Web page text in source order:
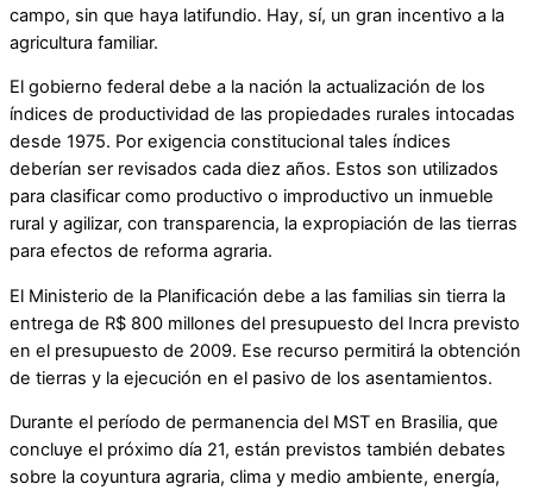
campo, sin que haya latifundio. Hay, sí, un gran incentivo a la
agricultura familiar.
El gobierno federal debe a la nación la actualización de los
índices de productividad de las propiedades rurales intocadas
desde 1975. Por exigencia constitucional tales índices
deberían ser revisados cada diez años. Estos son utilizados
para clasificar como productivo o improductivo un inmueble
rural y agilizar, con transparencia, la expropiación de las tierras
para efectos de reforma agraria.
El Ministerio de la Planificación debe a las familias sin tierra la
entrega de R$ 800 millones del presupuesto del Incra previsto
en el presupuesto de 2009. Ese recurso permitirá la obtención
de tierras y la ejecución en el pasivo de los asentamientos.
Durante el período de permanencia del MST en Brasilia, que
concluye el próximo día 21, están previstos también debates
sobre la coyuntura agraria, clima y medio ambiente, energía,